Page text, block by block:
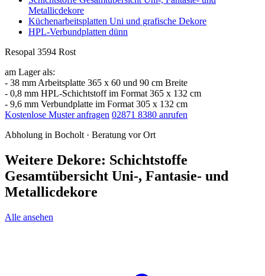
Metallicdekore
Küchenarbeitsplatten Uni und grafische Dekore
HPL-Verbundplatten dünn
Resopal 3594 Rost
am Lager als:
- 38 mm Arbeitsplatte 365 x 60 und 90 cm Breite
- 0,8 mm HPL-Schichtstoff im Format 365 x 132 cm
- 9,6 mm Verbundplatte im Format 305 x 132 cm
Kostenlose Muster anfragen 02871 8380 anrufen
Abholung in Bocholt · Beratung vor Ort
Weitere Dekore: Schichtstoffe
Gesamtübersicht Uni-, Fantasie- und
Metallicdekore
Alle ansehen